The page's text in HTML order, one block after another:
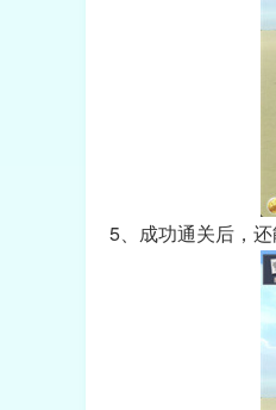
5、成功通关后，